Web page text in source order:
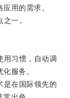
用的需求。
一。
习惯，自动调
服务。
在国际领先的